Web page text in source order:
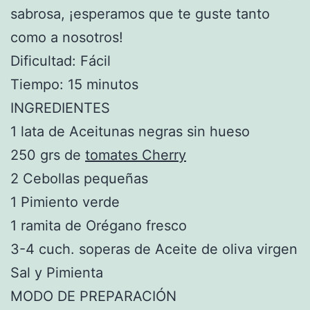
sabrosa, ¡esperamos que te guste tanto
como a nosotros!
Dificultad: Fácil
Tiempo: 15 minutos
INGREDIENTES
1 lata de Aceitunas negras sin hueso
250 grs de tomates Cherry
2 Cebollas pequeñas
1 Pimiento verde
1 ramita de Orégano fresco
3-4 cuch. soperas de Aceite de oliva virgen
Sal y Pimienta
MODO DE PREPARACIÓN